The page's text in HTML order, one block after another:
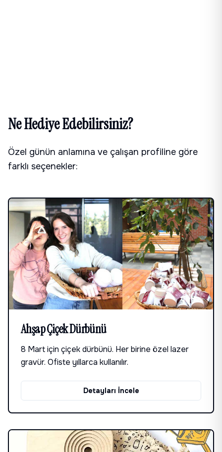
Ne Hediye Edebilirsiniz?
Özel günün anlamına ve çalışan profiline göre
farklı seçenekler:
Ahşap Çiçek Dürbünü
8 Mart için çiçek dürbünü. Her birine özel lazer
gravür. Ofiste yıllarca kullanılır.
Detayları İncele